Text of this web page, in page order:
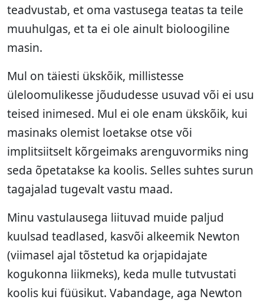
teadvustab, et oma vastusega teatas ta teile
muuhulgas, et ta ei ole ainult bioloogiline
masin.
Mul on täiesti ükskõik, millistesse
üleloomulikesse jõududesse usuvad või ei usu
teised inimesed. Mul ei ole enam ükskõik, kui
masinaks olemist loetakse otse või
implitsiitselt kõrgeimaks arenguvormiks ning
seda õpetatakse ka koolis. Selles suhtes surun
tagajalad tugevalt vastu maad.
Minu vastulausega liituvad muide paljud
kuulsad teadlased, kasvõi alkeemik Newton
(viimasel ajal tõstetud ka orjapidajate
kogukonna liikmeks), keda mulle tutvustati
koolis kui füüsikut. Vabandage, aga Newton